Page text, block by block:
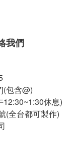
我們
包含@)
休息)
(全台都可製作)